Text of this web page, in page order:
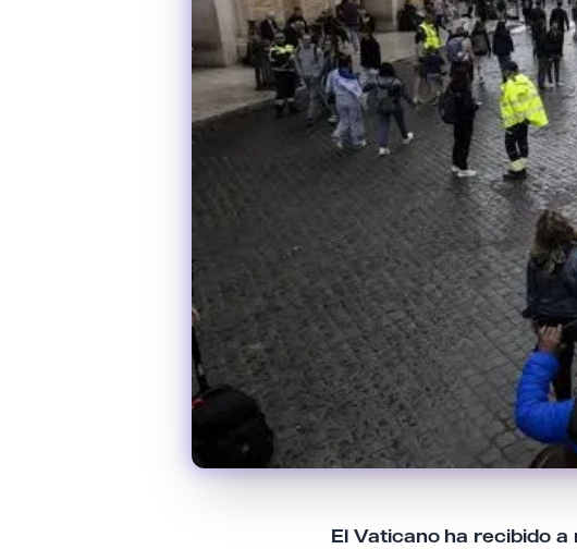
El Vaticano ha recibido a